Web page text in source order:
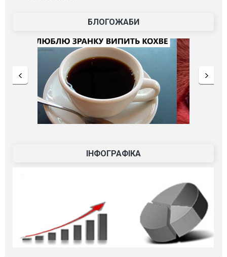
БЛОГОЖАБИ
ІНФОГРАФІКА